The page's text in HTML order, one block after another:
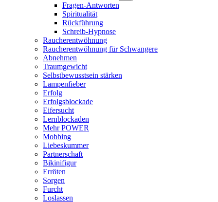
Fragen-Antworten
Spiritualität
Rückführung
Schreib-Hypnose
Raucherentwöhnung
Raucherentwöhnung für Schwangere
Abnehmen
Traumgewicht
Selbstbewusstsein stärken
Lampenfieber
Erfolg
Erfolgsblockade
Eifersucht
Lernblockaden
Mehr POWER
Mobbing
Liebeskummer
Partnerschaft
Bikinifigur
Erröten
Sorgen
Furcht
Loslassen